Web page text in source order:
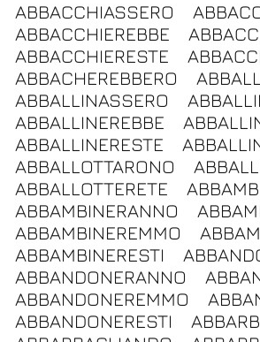
ABBACCHIASSERO
ABBACCHIEREBBE
ABBACCHIERESTE
ABBACHEREBBERO
ABBALLINASSERO
ABBALLINEREBBE
ABBALLINERESTE
ABBALLOTTARONO
ABBALLOTTERETE
ABBAMBINERANNO
ABBAMBINEREMMO
ABBAMBINERESTI
ABBANDONERANNO
ABBANDONEREMMO
ABBANDONERESTI